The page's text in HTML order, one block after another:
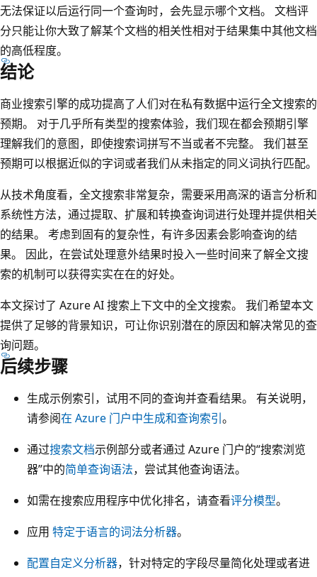
无法保证以后运行同一个查询时，会先显示哪个文档。 文档评
分只能让你大致了解某个文档的相关性相对于结果集中其他文档
的高低程度。
结论
商业搜索引擎的成功提高了人们对在私有数据中运行全文搜索的
预期。 对于几乎所有类型的搜索体验，我们现在都会预期引擎
理解我们的意图，即使搜索词拼写不当或者不完整。 我们甚至
预期可以根据近似的字词或者我们从未指定的同义词执行匹配。
从技术角度看，全文搜索非常复杂，需要采用高深的语言分析和
系统性方法，通过提取、扩展和转换查询词进行处理并提供相关
的结果。 考虑到固有的复杂性，有许多因素会影响查询的结
果。 因此，在尝试处理意外结果时投入一些时间来了解全文搜
索的机制可以获得实实在在的好处。
本文探讨了 Azure AI 搜索上下文中的全文搜索。 我们希望本文
提供了足够的背景知识，可让你识别潜在的原因和解决常见的查
询问题。
后续步骤
生成示例索引，试用不同的查询并查看结果。 有关说明，
请参阅在 Azure 门户中生成和查询索引。
通过搜索文档示例部分或者通过 Azure 门户的“搜索浏览
器”中的简单查询语法，尝试其他查询语法。
如需在搜索应用程序中优化排名，请查看评分模型。
应用 特定于语言的词法分析器。
配置自定义分析器，针对特定的字段尽量简化处理或者进